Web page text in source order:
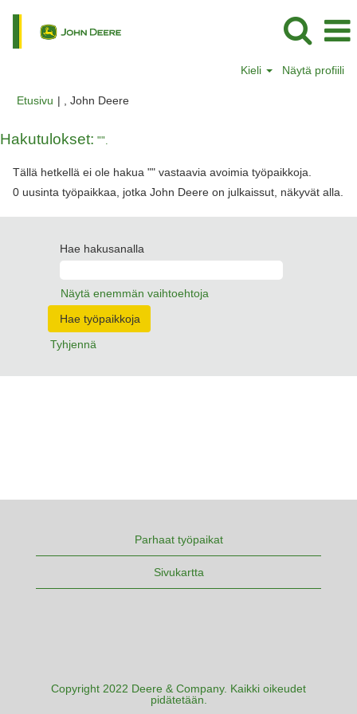
Kieli Näytä profiili
Etusivu | , John Deere(nykyinen
Hakutulokset: "".
Tällä hetkellä ei ole hakua "" vastaavia avoimia työpaikkoja.
0 uusinta työpaikkaa, jotka John Deere on julkaissut, näkyvät alla.
Hae hakusanalla
Näytä enemmän vaihtoehtoja
Tyhjennä
Parhaat työpaikat
Sivukartta
Copyright 2022 Deere & Company. Kaikki oikeudet
pidätetään.